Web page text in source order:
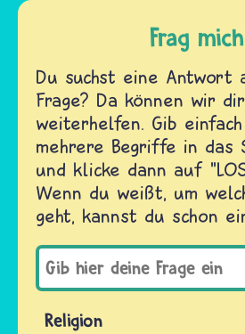
Frag
Du suchst eine Antwort
Frage? Da können wir
weiterhelfen. Gib
mehrere Begriffe in das
und klicke dann auf
Wenn du weißt, um
geht, kannst du schon
Religion